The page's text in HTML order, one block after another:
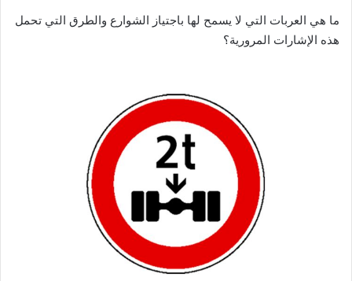
ما هي العربات التي لا يسمح لها باجتياز الشوارع والطرق التي تحمل
هذه الإشارات المرورية؟